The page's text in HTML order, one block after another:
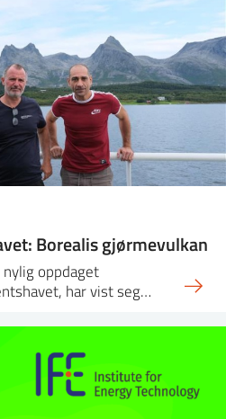
Borealis gjørmevulkan
oppdaget
har vist seg…